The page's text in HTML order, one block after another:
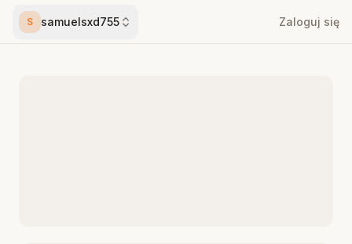
S samuelsxd755 Zaloguj się